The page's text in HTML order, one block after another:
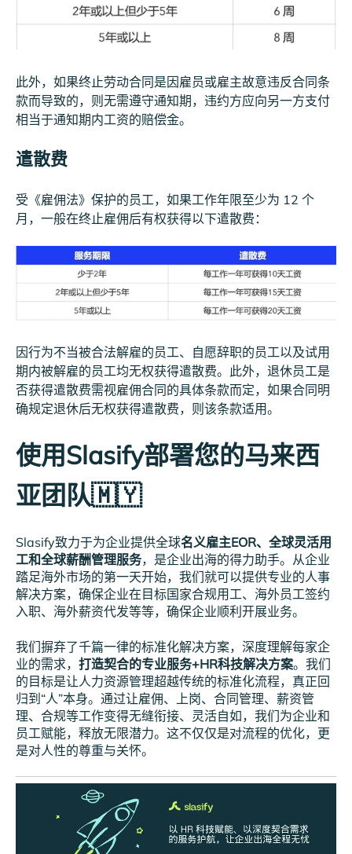
此外，如果终止劳动合同是因雇员或雇主故意违反合同条
款而导致的，则无需遵守通知期，违约方应向另一方支付
相当于通知期内工资的赔偿金。
遣散费
受《雇佣法》保护的员工，如果工作年限至少为 12 个
月，一般在终止雇佣后有权获得以下遣散费：
因行为不当被合法解雇的员工、自愿辞职的员工以及试用
期内被解雇的员工均无权获得遣散费。此外，退休员工是
否获得遣散费需视雇佣合同的具体条款而定，如果合同明
确规定退休后无权获得遣散费，则该条款适用。
使用Slasify部署您的马来西
亚团队🇲🇾
Slasify致力于为企业提供全球名义雇主EOR、全球灵活用
工和全球薪酬管理服务，是企业出海的得力助手。从企业
踏足海外市场的第一天开始，我们就可以提供专业的人事
解决方案，确保企业在目标国家合规用工、海外员工签约
入职、海外薪资代发等等，确保企业顺利开展业务。
我们摒弃了千篇一律的标准化解决方案，深度理解每家企
业的需求， 打造契合的专业服务+HR科技解决方案。我们
的目标是让人力资源管理超越传统的标准化流程，真正回
归到“人”本身。通过让雇佣、上岗、合同管理、薪资管
理、合规等工作变得无缝衔接、灵活自如，我们为企业和
员工赋能，释放无限潜力。这不仅仅是对流程的优化，更
是对人性的尊重与关怀。